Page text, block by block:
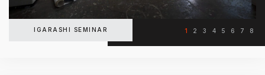
1 2 3 4 5 6 7 8
IGARASHI SEMINAR